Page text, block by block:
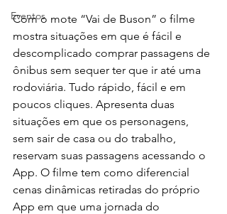
Eventos
Com o mote “Vai de Buson” o filme
mostra situações em que é fácil e
descomplicado comprar passagens de
ônibus sem sequer ter que ir até uma
rodoviária. Tudo rápido, fácil e em
poucos cliques. Apresenta duas
situações em que os personagens,
sem sair de casa ou do trabalho,
reservam suas passagens acessando o
App. O filme tem como diferencial
cenas dinâmicas retiradas do próprio
App em que uma jornada do